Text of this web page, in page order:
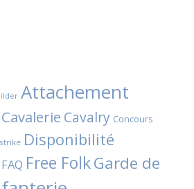
Attachement
Cavalerie Cavalry Concours
Disponibilité
FAQ Free FolkGarde de